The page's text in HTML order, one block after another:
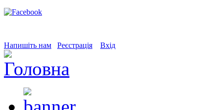
Напишіть нам Реєстрація Вхід